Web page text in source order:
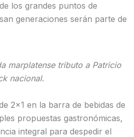
los grandes puntos de
generaciones serán parte de
marplatense tributo a Patricio
nacional.
2×1 en la barra de bebidas de
propuestas gastronómicas,
integral para despedir el